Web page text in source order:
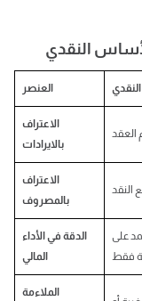
النقدي
العنصر
الاعتراف
بالايرادات
العقد
الاعتراف
بالمصروف
النقد
الدقة في الأداء
المالي
على
فقط
الملاءمة